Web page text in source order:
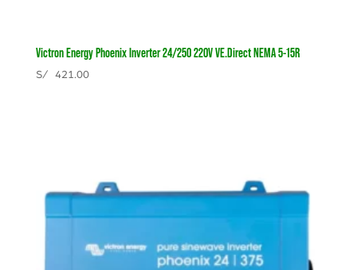
Victron Energy Phoenix Inverter 24/250 220V VE.Direct NEMA 5-15R
S/421.00